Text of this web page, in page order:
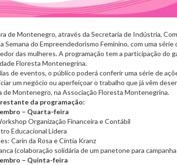
de Montenegro, através da Secretaria de Indústria,
Semana do Empreendedorismo Feminino, com uma
das mulheres. A programação tem a participação do
Floresta Montenegrina.
de eventos, o público poderá conferir uma série de
um negócio ou aperfeiçoar o trabalho que já vêm
de Montenegro, na Associação Floresta Montenegrina.
da programação:
– Quarta-feira
Organização Financeira e Contábil
Educacional Lidera
Carin da Rosa e Cíntia Kranz
(colaboração solidária de um panetone para
– Quinta-feira